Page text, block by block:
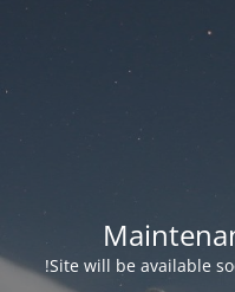
Site will be available